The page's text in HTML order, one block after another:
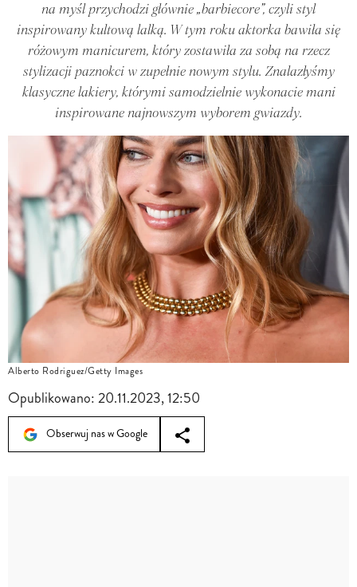
na myśl przychodzi głównie „barbiecore”, czyli styl
inspirowany kultową lalką. W tym roku aktorka bawiła się
różowym manicurem, który zostawiła za sobą na rzecz
stylizacji paznokci w zupełnie nowym stylu. Znalazłyśmy
klasyczne lakiery, którymi samodzielnie wykonacie mani
inspirowane najnowszym wyborem gwiazdy.
Alberto Rodriguez/Getty Images
Opublikowano:20.11.2023, 12:50
Obserwuj nas w Google